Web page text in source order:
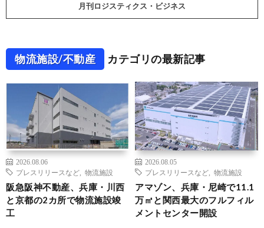
月刊ロジスティクス・ビジネス
物流施設/不動産 カテゴリの最新記事
2026.08.06
プレスリリースなど
物流施設
阪急阪神不動産、兵庫・川西
と京都の2カ所で物流施設竣
工
2026.08.05
プレスリリースなど
物流施設
アマゾン、兵庫・尼崎で11.1
万㎡と関西最大のフルフィル
メントセンター開設